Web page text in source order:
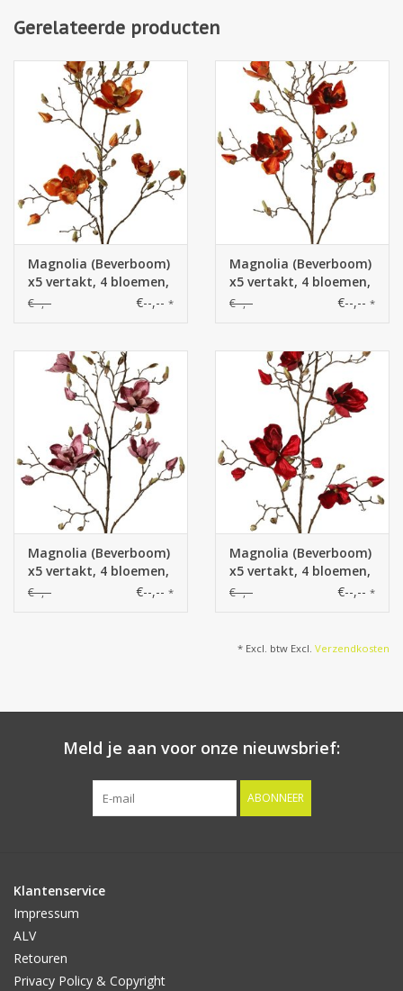
Gerelateerde producten
Magnolia (Beverboom)
x5 vertakt, 4 bloemen,
5 grote
cm
€--,-- €--,-- *
Magnolia (Beverboom)
x5 vertakt, 4 bloemen,
5 grote bloemknoppen
€--,-- €--,-- *
Magnolia (Beverboom)
x5 vertakt, 4 bloemen,
5 grote bloemknoppen
€--,-- €--,-- *
Magnolia (Beverboom)
x5 vertakt, 4 bloemen,
5 grote bloemknoppen
€--,-- €--,-- *
* Excl. btw Excl. Verzendkosten
Meld je aan voor onze nieuwsbrief:
ABONNEER
Klantenservice
Impressum
ALV
Retouren
Privacy Policy & Copyright